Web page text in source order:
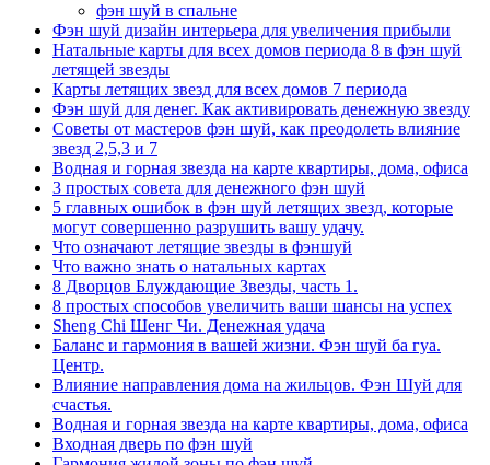
фэн шуй в спальне
Фэн шуй дизайн интерьера для увеличения прибыли
Натальные карты для всех домов периода 8 в фэн шуй
летящей звезды
Карты летящих звезд для всех домов 7 периода
Фэн шуй для денег. Как активировать денежную звезду
Советы от мастеров фэн шуй, как преодолеть влияние
звезд 2,5,3 и 7
Водная и горная звезда на карте квартиры, дома, офиса
3 простых совета для денежного фэн шуй
5 главных ошибок в фэн шуй летящих звезд, которые
могут совершенно разрушить вашу удачу.
Что означают летящие звезды в фэншуй
Что важно знать о натальных картах
8 Дворцов Блуждающие Звезды, часть 1.
8 простых способов увеличить ваши шансы на успех
Sheng Chi Шенг Чи. Денежная удача
Баланс и гармония в вашей жизни. Фэн шуй ба гуа.
Центр.
Влияние направления дома на жильцов. Фэн Шуй для
счастья.
Водная и горная звезда на карте квартиры, дома, офиса
Входная дверь по фэн шуй